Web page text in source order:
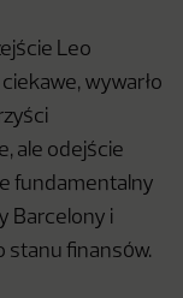
Leo
wywarło
ale odejście
fundamentalny
Barcelony i
stanu finansów.